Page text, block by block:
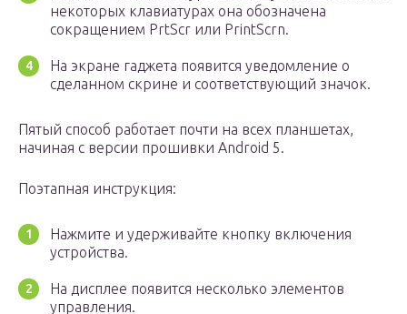
некоторых клавиатурах она обозначена
сокращением PrtScr или PrintScrn.
На экране гаджета появится уведомление о
сделанном скрине и соответствующий значок.
Пятый способ работает почти на всех планшетах,
начиная с версии прошивки Android 5.
Поэтапная инструкция:
Нажмите и удерживайте кнопку включения
устройства.
На дисплее появится несколько элементов
управления.